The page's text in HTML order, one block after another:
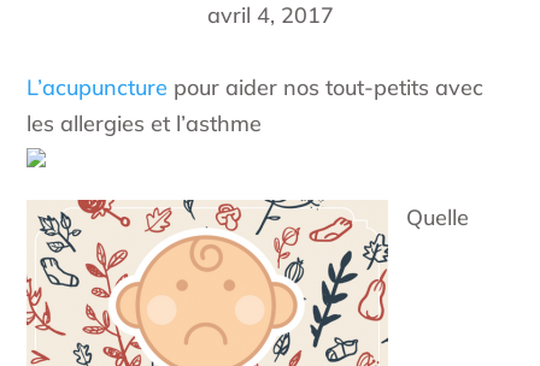
avril 4, 2017
L’acupuncture pour aider nos tout-petits avec
les allergies et l’asthme
Quelle